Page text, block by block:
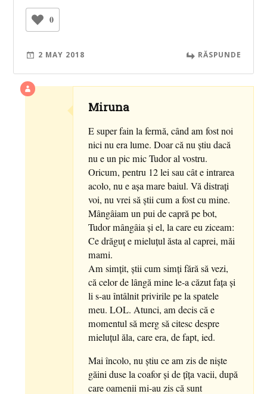
0
2 MAY 2018 RĂSPUNDE
Miruna
E super fain la fermă, când am fost noi
nici nu era lume. Doar că nu știu dacă
nu e un pic mic Tudor al vostru.
Oricum, pentru 12 lei sau cât e intrarea
acolo, nu e așa mare baiul. Vă distrați
voi, nu vrei să știi cum a fost cu mine.
Mângâiam un pui de capră pe bot,
Tudor mângâia și el, la care eu ziceam:
Ce drăguț e mieluțul ăsta al caprei, măi
mami.
Am simțit, știi cum simți fără să vezi,
că celor de lângă mine le-a căzut fața și
li s-au întâlnit privirile pe la spatele
meu. LOL. Atunci, am decis că e
momentul să merg să citesc despre
mieluțul ăla, care era, de fapt, ied.
Mai încolo, nu știu ce am zis de niște
găini duse la coafor și de țîța vacii, după
care oamenii mi-au zis că sunt